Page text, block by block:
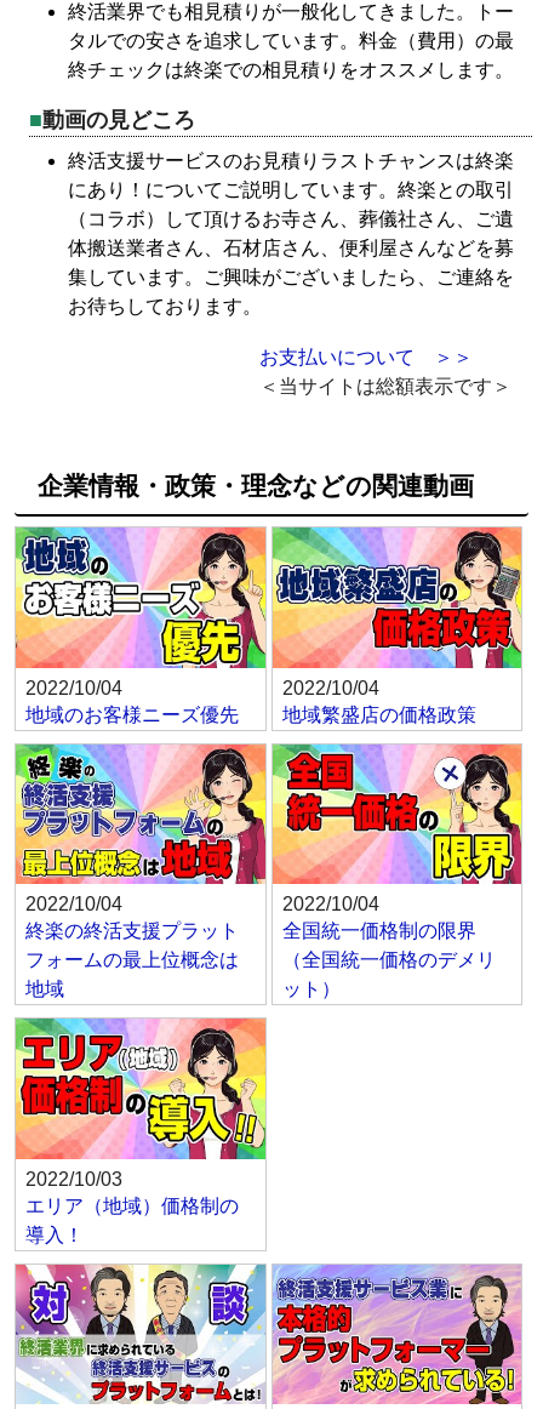
終活業界でも相見積りが一般化してきました。トー
タルでの安さを追求しています。料金（費用）の最
終チェックは終楽での相見積りをオススメします。
動画の見どころ
終活支援サービスのお見積りラストチャンスは終楽
にあり！についてご説明しています。終楽との取引
（コラボ）して頂けるお寺さん、葬儀社さん、ご遺
体搬送業者さん、石材店さん、便利屋さんなどを募
集しています。ご興味がございましたら、ご連絡を
お待ちしております。
お支払いについて ＞＞
＜当サイトは総額表示です＞
企業情報・政策・理念などの関連動画
2022/10/04
地域のお客様ニーズ優先
2022/10/04
地域繁盛店の価格政策
2022/10/04
終楽の終活支援プラット
フォームの最上位概念は
地域
2022/10/04
全国統一価格制の限界
（全国統一価格のデメリ
ット）
2022/10/03
エリア（地域）価格制の
導入！